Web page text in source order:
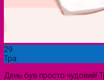
29
Тра
День був просто чудовий!